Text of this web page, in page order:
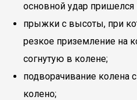
основной удар пришелся
прыжки с высоты, при
резкое приземление на
согнутую в колене;
подворачивание колена
колено;